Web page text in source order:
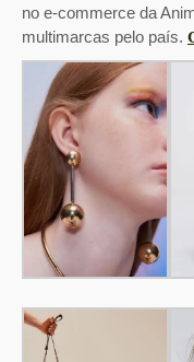
no e-commerce da
multimarcas pelo país.